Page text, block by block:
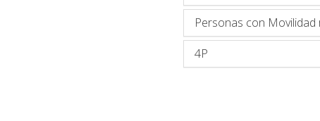
Personas con Movilidad
4P